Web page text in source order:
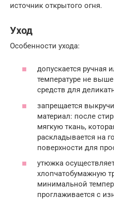
источник открытого огня.
Уход
Особенности ухода:
допускается ручная
температуре не
средств для
запрещается
материал: после
мягкую ткань,
раскладывается на
поверхности для
утюжка
хлопчатобумажную
минимальной
проглаживается с